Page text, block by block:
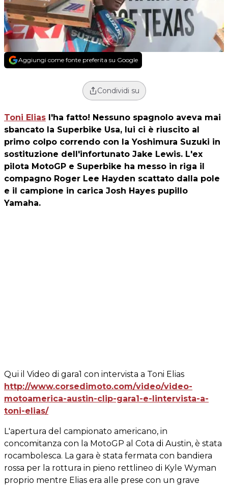
Aggiungi come fonte preferita su Google
Condividi su
Toni Elias l'ha fatto! Nessuno spagnolo aveva mai
sbancato la Superbike Usa, lui ci è riuscito al
primo colpo correndo con la Yoshimura Suzuki in
sostituzione dell'infortunato Jake Lewis. L'ex
pilota MotoGP e Superbike ha messo in riga il
compagno Roger Lee Hayden scattato dalla pole
e il campione in carica Josh Hayes pupillo
Yamaha.
Qui il Video di gara1 con intervista a Toni Elias
http://www.corsedimoto.com/video/video-
motoamerica-austin-clip-gara1-e-lintervista-a-
toni-elias/
L'apertura del campionato americano, in
concomitanza con la MotoGP al Cota di Austin, è stata
rocambolesca. La gara è stata fermata con bandiera
rossa per la rottura in pieno rettlineo di Kyle Wyman
proprio mentre Elias era alle prese con un grave